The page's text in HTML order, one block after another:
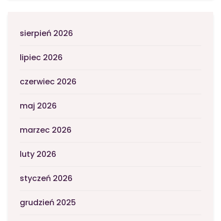
sierpień 2026
lipiec 2026
czerwiec 2026
maj 2026
marzec 2026
luty 2026
styczeń 2026
grudzień 2025